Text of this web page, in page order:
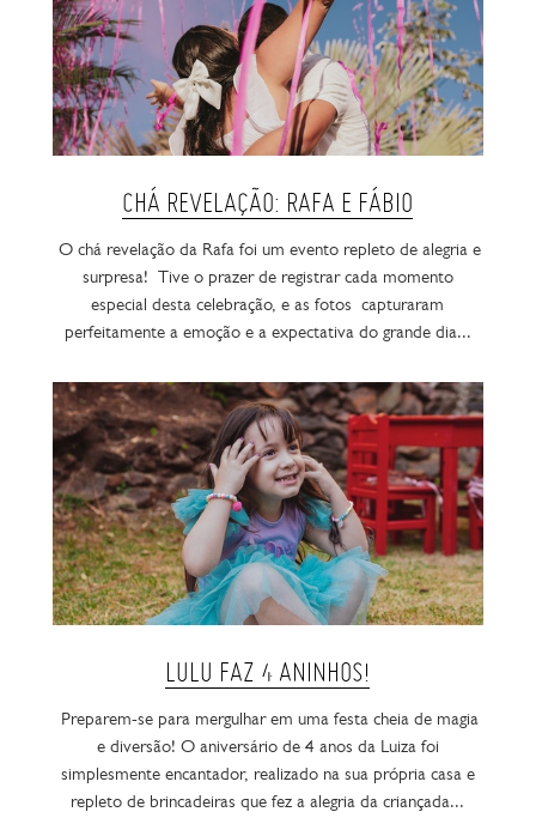
CHÁ REVELAÇÃO: RAFA E FÁBIO
O chá revelação da Rafa foi um evento repleto de alegria e
surpresa! Tive o prazer de registrar cada momento
especial desta celebração, e as fotos capturaram
perfeitamente a emoção e a expectativa do grande dia...
LULU FAZ 4 ANINHOS!
Preparem-se para mergulhar em uma festa cheia de magia
e diversão! O aniversário de 4 anos da Luiza foi
simplesmente encantador, realizado na sua própria casa e
repleto de brincadeiras que fez a alegria da criançada...